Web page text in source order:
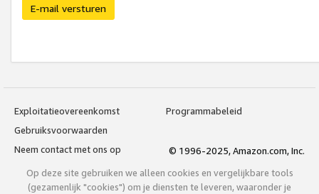
E-mail versturen
Exploitatieovereenkomst
Programmabeleid
Gebruiksvoorwaarden
Neem contact met ons op
© 1996-2025, Amazon.com, Inc.
Op deze site gebruiken we alleen cookies en vergelijkbare tools
(gezamenlijk "cookies") om je diensten te leveren, waaronder je